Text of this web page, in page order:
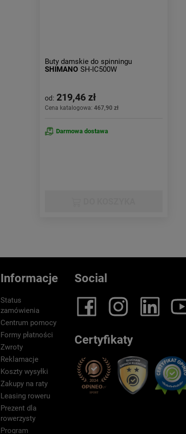
Buty damskie do spinningu
SHIMANO SH-IC500W
od:219,46 zł
Cena katalogowa: 467,90 zł
Darmowa dostawa
Informacje
Status
zamówienia
Centrum pomocy
Formy płatności
Zwroty
Reklamacje
Koszty wysyłki
Zakupy na raty
Leasing roweru
Prezent dla
rowerzysty
Program
Social
Certyfikaty